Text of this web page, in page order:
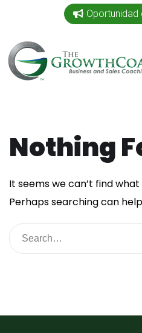
Oportunidad
Nothing
It seems we can’t find what
Perhaps searching can